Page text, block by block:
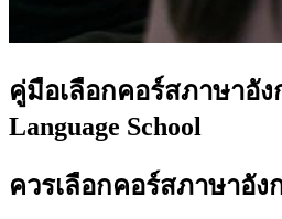
คู่มือเลือกคอร์สภาษาอั
Language School
ควรเลือกคอร์สภาษาอัง